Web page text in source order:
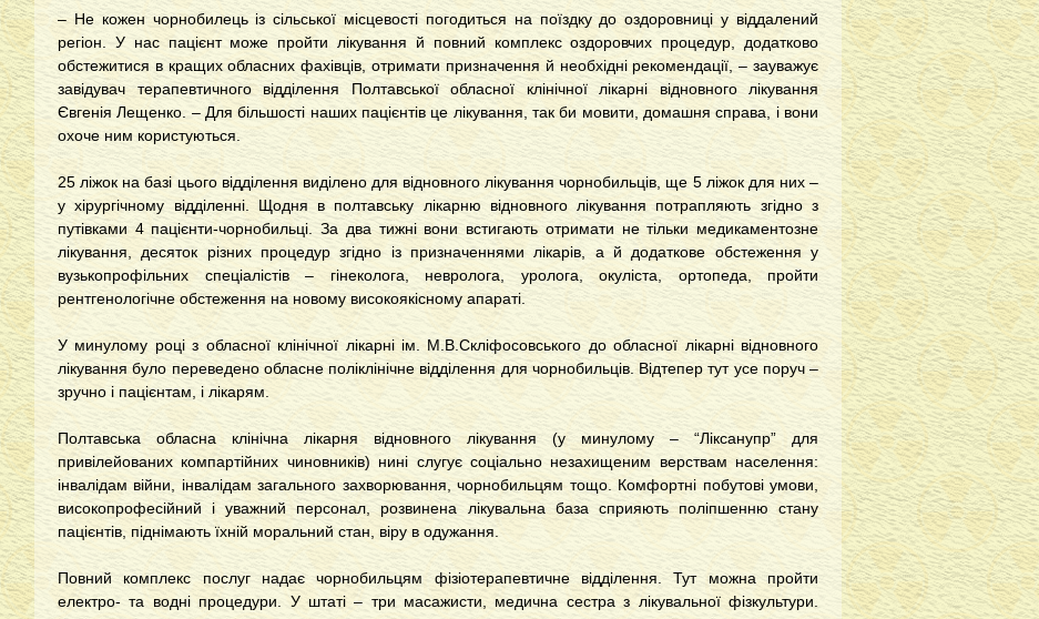
– Не кожен чорнобилець із сільської місцевості погодиться на поїздку до оздоровниці у віддалений
регіон. У нас пацієнт може пройти лікування й повний комплекс оздоровчих процедур, додатково
обстежитися в кращих обласних фахівців, отримати призначення й необхідні рекомендації, – зауважує
завідувач терапевтичного відділення Полтавської обласної клінічної лікарні відновного лікування
Євгенія Лещенко. – Для більшості наших пацієнтів це лікування, так би мовити, домашня справа, і вони
охоче ним користуються.
25 ліжок на базі цього відділення виділено для відновного лікування чорнобильців, ще 5 ліжок для них –
у хірургічному відділенні. Щодня в полтавську лікарню відновного лікування потрапляють згідно з
путівками 4 пацієнти-чорнобильці. За два тижні вони встигають отримати не тільки медикаментозне
лікування, десяток різних процедур згідно із призначеннями лікарів, а й додаткове обстеження у
вузькопрофільних спеціалістів – гінеколога, невролога, уролога, окуліста, ортопеда, пройти
рентгенологічне обстеження на новому високоякісному апараті.
У минулому році з обласної клінічної лікарні ім. М.В.Скліфосовського до обласної лікарні відновного
лікування було переведено обласне поліклінічне відділення для чорнобильців. Відтепер тут усе поруч –
зручно і пацієнтам, і лікарям.
Полтавська обласна клінічна лікарня відновного лікування (у минулому – “Ліксанупр” для
привілейованих компартійних чиновників) нині слугує соціально незахищеним верствам населення:
інвалідам війни, інвалідам загального захворювання, чорнобильцям тощо. Комфортні побутові умови,
високопрофесійний і уважний персонал, розвинена лікувальна база сприяють поліпшенню стану
пацієнтів, піднімають їхній моральний стан, віру в одужання.
Повний комплекс послуг надає чорнобильцям фізіотерапевтичне відділення. Тут можна пройти
електро- та водні процедури. У штаті – три масажисти, медична сестра з лікувальної фізкультури.